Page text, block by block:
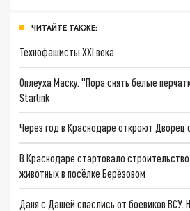
ЧИТАЙТЕ ТАКЖЕ:
Технофашисты XXI века
Оплеуха Маску. "Пора снять белые
Starlink
Через год в Краснодаре откроют Дворец
В Краснодаре стартовало
животных в посёлке Берёзовом
Даня с Дашей спаслись от боевиков